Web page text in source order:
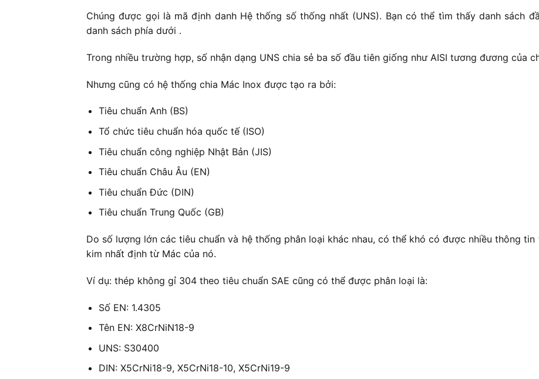
Chúng được gọi là mã định danh Hệ thống số thống nhất (UNS). Bạn có thể tìm thấy danh sách
danh sách phía dưới .
Trong nhiều trường hợp, số nhận dạng UNS chia sẻ ba số đầu tiên giống như AISI tương đương của
Nhưng cũng có hệ thống chia Mác Inox được tạo ra bởi:
Tiêu chuẩn Anh (BS)
Tổ chức tiêu chuẩn hóa quốc tế (ISO)
Tiêu chuẩn công nghiệp Nhật Bản (JIS)
Tiêu chuẩn Châu Âu (EN)
Tiêu chuẩn Đức (DIN)
Tiêu chuẩn Trung Quốc (GB)
Do số lượng lớn các tiêu chuẩn và hệ thống phân loại khác nhau, có thể khó có được nhiều thông
kim nhất định từ Mác của nó.
Ví dụ: thép không gỉ 304 theo tiêu chuẩn SAE cũng có thể được phân loại là:
Số EN: 1.4305
Tên EN: X8CrNiN18-9
UNS: S30400
DIN: X5CrNi18-9, X5CrNi18-10, X5CrNi19-9